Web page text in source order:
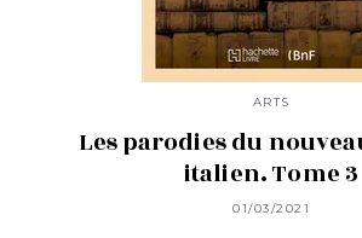
ARTS
Les parodies du
italien. Tome 3
01/03/2021